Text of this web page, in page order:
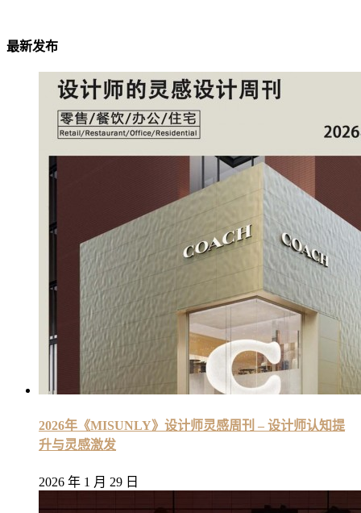
最新发布
2026年《MISUNLY》设计师灵感周刊 – 设计师认知提
升与灵感激发
2026 年 1 月 29 日